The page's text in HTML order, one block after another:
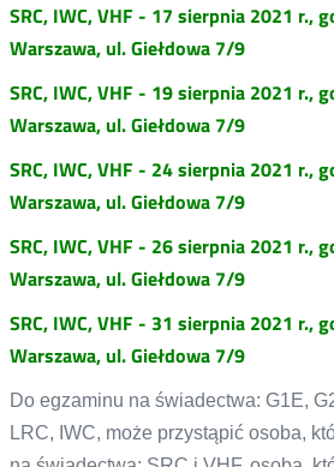
SRC, IWC, VHF - 17 sierpnia 2021 r.,
Warszawa, ul. Giełdowa 7/9
SRC, IWC, VHF - 19 sierpnia 2021 r.,
Warszawa, ul. Giełdowa 7/9
SRC, IWC, VHF - 24 sierpnia 2021 r.,
Warszawa, ul. Giełdowa 7/9
SRC, IWC, VHF - 26 sierpnia 2021 r.,
Warszawa, ul. Giełdowa 7/9
SRC, IWC, VHF - 31 sierpnia 2021 r.,
Warszawa, ul. Giełdowa 7/9
Do egzaminu na świadectwa: G1E,
LRC, IWC, może przystąpić osoba,